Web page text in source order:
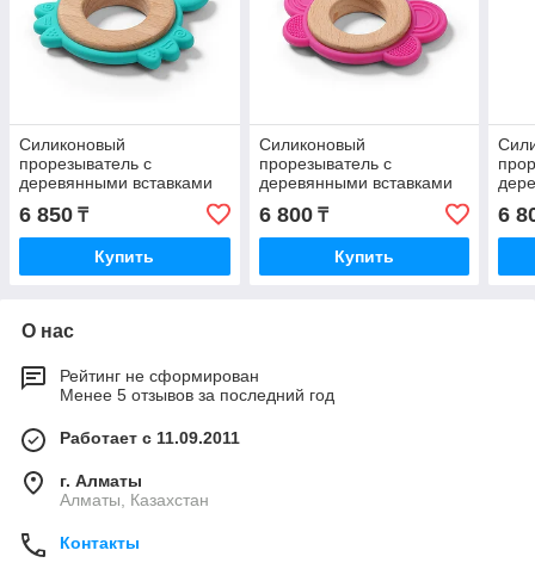
Силиконовый
прорезыватель с
деревянными вставками
CRAB BabyOno, BPA-free
6 850 ₸
Купить
Силиконовый
прорезыватель с
деревянными вставками
BUTTERFLY BabyOno,
BPA-free
6 800₸
Купить
6
О нас
Рейтинг не сформирован
Менее 5 отзывов за последний год
Работает с 11.09.2011
г. Алматы
Алматы, Казахстан
Контакты